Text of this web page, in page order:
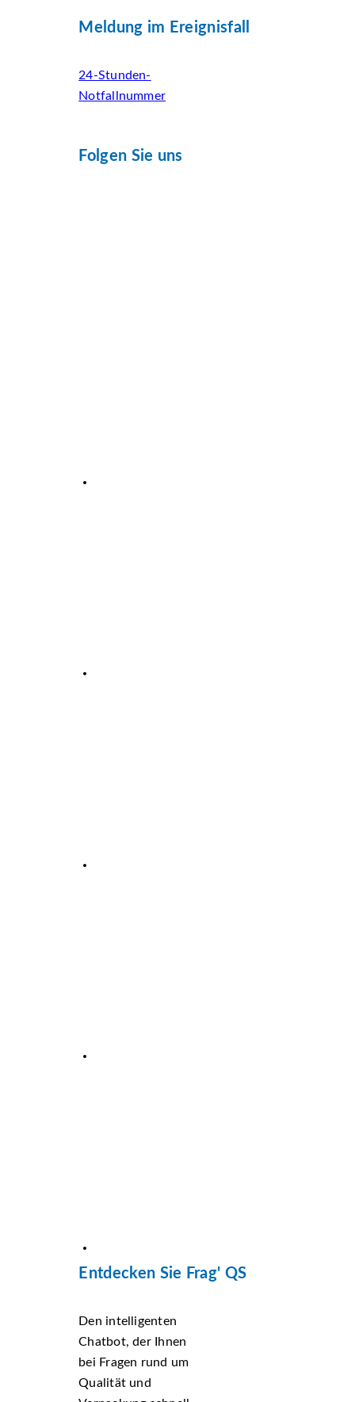
Meldung im Ereignisfall
24-Stunden-
Notfallnummer
Folgen Sie uns
Entdecken Sie Frag' QS
Den intelligenten
Chatbot, der Ihnen
bei Fragen rund um
Qualität und